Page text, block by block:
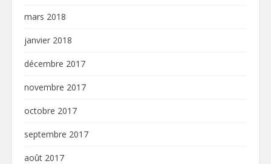
mars 2018
janvier 2018
décembre 2017
novembre 2017
octobre 2017
septembre 2017
août 2017